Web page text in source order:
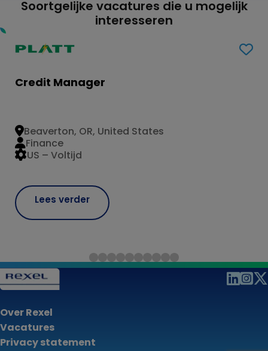
Soortgelijke vacatures die u mogelijk
interesseren
Credit Manager
Lees verder
Beaverton, OR, United States
US – Voltijd
Finance
Over Rexel
Vacatures
Privacy statement